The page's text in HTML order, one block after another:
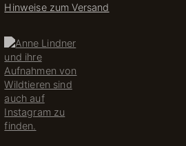
Hinweise zum Versand